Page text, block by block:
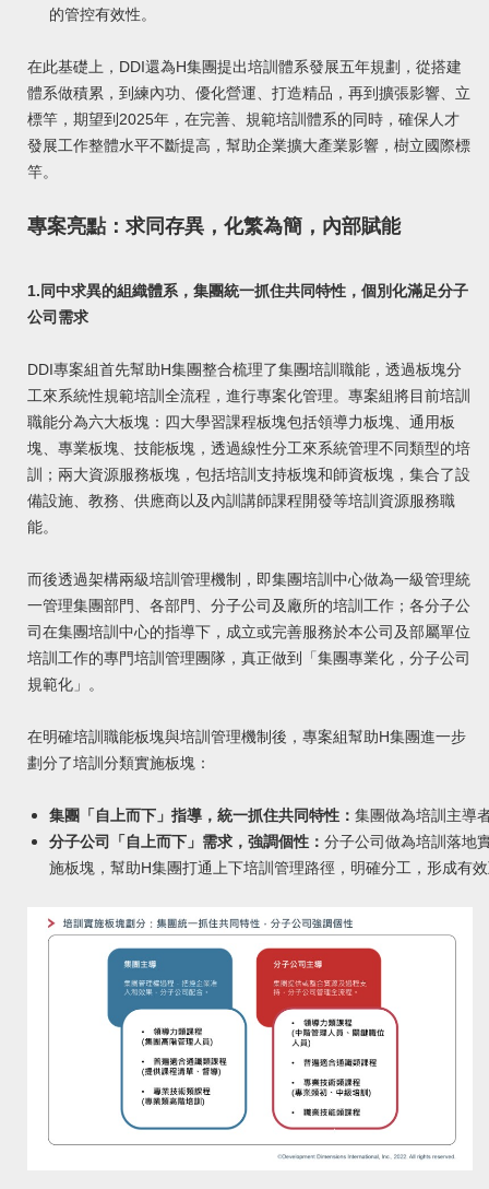
的管控有效性。
在此基礎上，DDI還為H集團提出培訓體系發展五年規劃，從搭建
體系做積累，到練內功、優化營運、打造精品，再到擴張影響、立
標竿，期望到2025年，在完善、規範培訓體系的同時，確保人才
發展工作整體水平不斷提高，幫助企業擴大產業影響，樹立國際標
竿。
專案亮點：求同存異，化繁為簡，內部賦能
1.同中求異的組織體系，集團統一抓住共同特性，個別化滿足分子
公司需求
DDI專案組首先幫助H集團整合梳理了集團培訓職能，透過板塊分
工來系統性規範培訓全流程，進行專案化管理。專案組將目前培訓
職能分為六大板塊：四大學習課程板塊包括領導力板塊、通用板
塊、專業板塊、技能板塊，透過線性分工來系統管理不同類型的培
訓；兩大資源服務板塊，包括培訓支持板塊和師資板塊，集合了設
備設施、教務、供應商以及內訓講師課程開發等培訓資源服務職
能。
而後透過架構兩級培訓管理機制，即集團培訓中心做為一級管理統
一管理集團部門、各部門、分子公司及廠所的培訓工作；各分子公
司在集團培訓中心的指導下，成立或完善服務於本公司及部屬單位
培訓工作的專門培訓管理團隊，真正做到「集團專業化，分子公司
規範化」。
在明確培訓職能板塊與培訓管理機制後，專案組幫助H集團進一步
劃分了培訓分類實施板塊：
集團「自上而下」指導，統一抓住共同特性： 集團做為培訓主導
分子公司「自上而下」需求，強調個性： 分子公司做為培訓落地
施板塊，幫助H集團打通上下培訓管理路徑，明確分工，形成有